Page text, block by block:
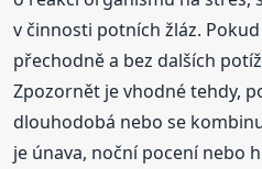
v činnosti potních žláz.
přechodně a bez dalších
Zpozornět je vhodné tehdy,
dlouhodobá nebo se
je únava, noční pocení nebo